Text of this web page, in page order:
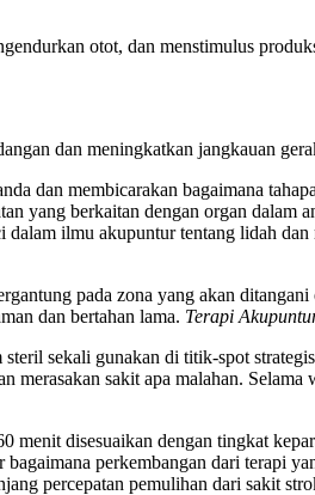
otot, dan menstimulus
dan meningkatkan jangkauan
dan membicarakan bagaimana
yang berkaitan dengan organ dalam
ilmu akupuntur tentang lidah
pada zona yang akan
dan bertahan lama. Terapi
sekali gunakan di titik-spot
sakit apa malahan.
menit disesuaikan dengan tingkat
perkembangan dari terapi
percepatan pemulihan dari sakit